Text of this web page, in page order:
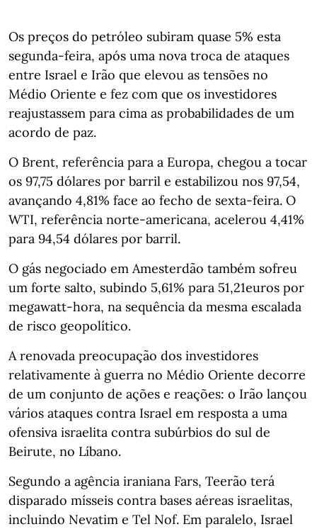
Os preços do petróleo subiram quase 5% esta
segunda‑feira, após uma nova troca de ataques
entre Israel e Irão que elevou as tensões no
Médio Oriente e fez com que os investidores
reajustassem para cima as probabilidades de um
acordo de paz.
O Brent, referência para a Europa, chegou a tocar
os 97,75 dólares por barril e estabilizou nos 97,54,
avançando 4,81% face ao fecho de sexta‑feira. O
WTI, referência norte‑americana, acelerou 4,41%
para 94,54 dólares por barril.
O gás negociado em Amesterdão também sofreu
um forte salto, subindo 5,61% para 51,21euros por
megawatt‑hora, na sequência da mesma escalada
de risco geopolítico.
A renovada preocupação dos investidores
relativamente à guerra no Médio Oriente decorre
de um conjunto de ações e reações: o Irão lançou
vários ataques contra Israel em resposta a uma
ofensiva israelita contra subúrbios do sul de
Beirute, no Líbano.
Segundo a agência iraniana Fars, Teerão terá
disparado mísseis contra bases aéreas israelitas,
incluindo Nevatim e Tel Nof. Em paralelo, Israel